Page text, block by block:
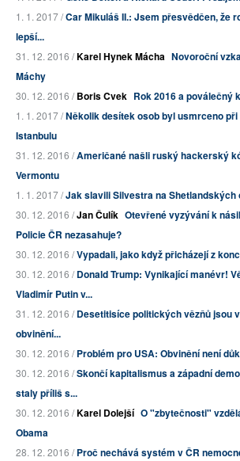
1. 1. 2017 /Car Mikuláš II.: Jsem přesvědčen, že
lepší...
31. 12. 2016 /Karel Hynek Mácha Novoroční
Máchy
30. 12. 2016 /Boris Cvek Rok 2016 a poválečný
1. 1. 2017 /Několik desítek osob byl usmrceno
Istanbulu
31. 12. 2016 /Američané našli ruský hackerský
Vermontu
1. 1. 2017 /Jak slavili Silvestra na Shetlandských
30. 12. 2016 /Jan Čulík Otevřené vyzývání k
Policie ČR nezasahuje?
30. 12. 2016 /Vypadali, jako když přicházejí z
30. 12. 2016 /Donald Trump: Vynikající manévr!
Vladimír Putin v...
31. 12. 2016 /Desetitisíce politických vězňů jsou
obvinění...
30. 12. 2016 /Problém pro USA: Obvinění není
30. 12. 2016 /Skončí kapitalismus a západní
staly příliš s...
30. 12. 2016 /Karel Dolejší O "zbytečnosti"
Obama
28. 12. 2016 /Proč nechává systém v ČR